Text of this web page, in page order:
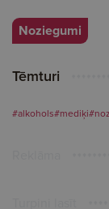
Noziegumi
Tēmturi
#alkohols#mediķi